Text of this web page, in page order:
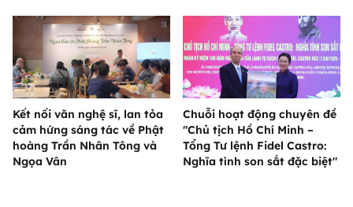
Kết nối văn nghệ sĩ, lan tỏa
cảm hứng sáng tác về Phật
hoàng Trần Nhân Tông và
Ngọa Vân
Chuỗi hoạt động chuyên đề
"Chủ tịch Hồ Chí Minh –
Tổng Tư lệnh Fidel Castro:
Nghĩa tình son sắt đặc biệt"